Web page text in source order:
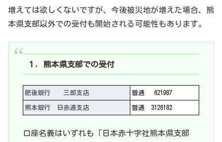
増えては欲しくないですが、今後被災地が増えた場合、熊
本県支部以外での受付も開始される可能性もあります。
１．熊本県支部での受付
肥後銀行 三郎支店 普通 621987
熊本銀行 日赤通支店 普通 3126182
口座名義はいずれも「日本赤十字社熊本県支部